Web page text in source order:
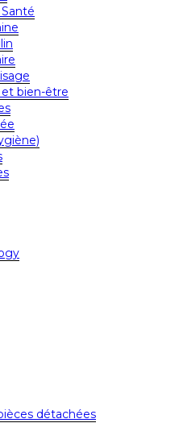
et bien-être
détachées